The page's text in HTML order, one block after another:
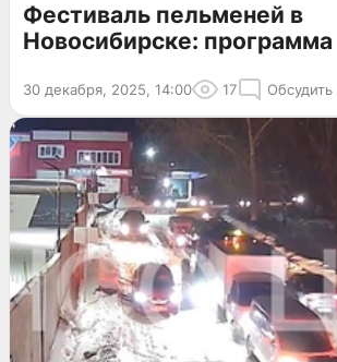
Фестиваль пельменей в
Новосибирске: программа
30 декабря, 2025, 14:00 17 Обсудить